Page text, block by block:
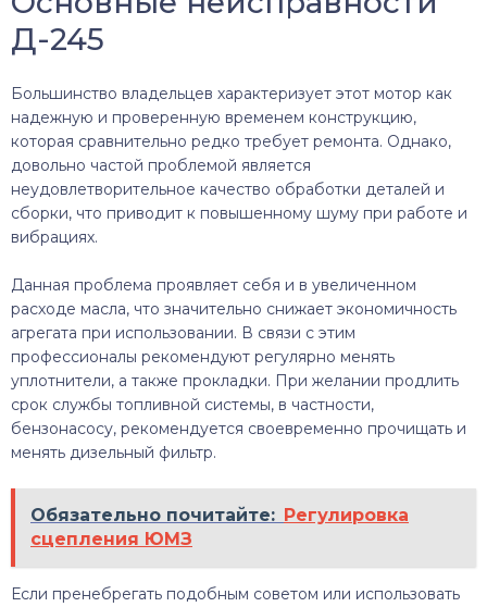
Д-245
Большинство владельцев характеризует этот мотор как
надежную и проверенную временем конструкцию,
которая сравнительно редко требует ремонта. Однако,
довольно частой проблемой является
неудовлетворительное качество обработки деталей и
сборки, что приводит к повышенному шуму при работе и
вибрациях.
Данная проблема проявляет себя и в увеличенном
расходе масла, что значительно снижает экономичность
агрегата при использовании. В связи с этим
профессионалы рекомендуют регулярно менять
уплотнители, а также прокладки. При желании продлить
срок службы топливной системы, в частности,
бензонасосу, рекомендуется своевременно прочищать и
менять дизельный фильтр.
Обязательно почитайте: Регулировка
сцепления ЮМЗ
Если пренебрегать подобным советом или использовать